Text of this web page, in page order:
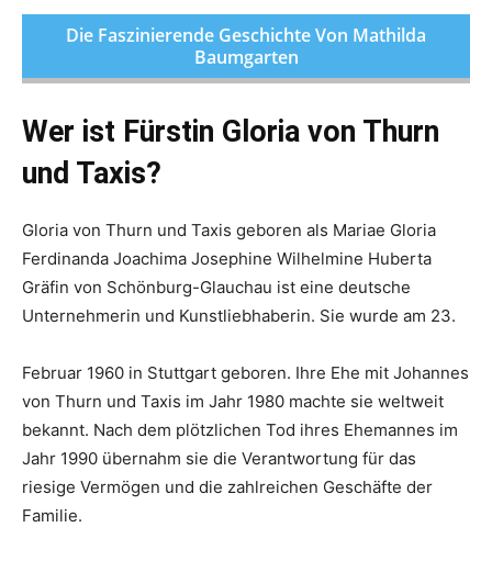
Die Faszinierende Geschichte Von Mathilda
Baumgarten
Wer ist Fürstin Gloria von Thurn
und Taxis?
Gloria von Thurn und Taxis geboren als Mariae Gloria
Ferdinanda Joachima Josephine Wilhelmine Huberta
Gräfin von Schönburg-Glauchau ist eine deutsche
Unternehmerin und Kunstliebhaberin. Sie wurde am 23.
Februar 1960 in Stuttgart geboren. Ihre Ehe mit Johannes
von Thurn und Taxis im Jahr 1980 machte sie weltweit
bekannt. Nach dem plötzlichen Tod ihres Ehemannes im
Jahr 1990 übernahm sie die Verantwortung für das
riesige Vermögen und die zahlreichen Geschäfte der
Familie.